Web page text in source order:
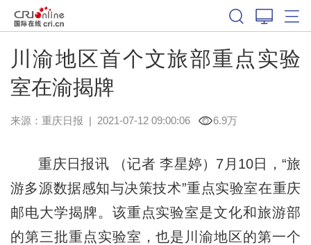
川渝地区首个文旅部重点实验
室在渝揭牌
来源： 重庆日报 | 2021-07-12 09:00:06 6.9万
重庆日报讯 （记者 李星婷）7月10日，“旅
游多源数据感知与决策技术”重点实验室在重庆
邮电大学揭牌。该重点实验室是文化和旅游部
的第三批重点实验室，也是川渝地区的第一个